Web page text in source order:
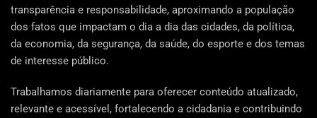
transparência e responsabilidade, aproximando a população
dos fatos que impactam o dia a dia das cidades, da política,
da economia, da segurança, da saúde, do esporte e dos temas
de interesse público.
Trabalhamos diariamente para oferecer conteúdo atualizado,
relevante e acessível, fortalecendo a cidadania e contribuindo